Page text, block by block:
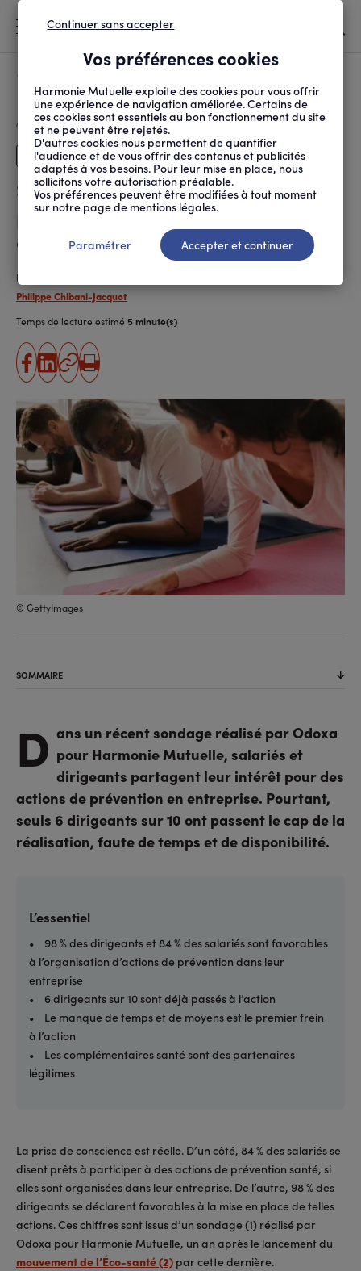
D'ARIANE
ACCUEIL SANTÉ AU TRAVAIL PRÉVENTION DES RISQUES SALARIÉS ET DIRIGEAN...
Dirigeants
Salariés et dirigeants voient la
prévention en santé comme un
enjeu majeur
Publié le
Philippe Chibani-Jacquot
Temps de lecture estimé 5 minute(s)
partager
facebook
partager
sur
linkedin
Copier
l'URL
Imprimer
© GettyImages
SOMMAIRE
D ans un récent sondage réalisé par Odoxa
pour Harmonie Mutuelle, salariés et
dirigeants partagent leur intérêt pour des
actions de prévention en entreprise. Pourtant,
seuls 6 dirigeants sur 10 ont passent le cap de la
réalisation, faute de temps et de disponibilité.
L’essentiel
• 98 % des dirigeants et 84 % des salariés sont favorables
à l’organisation d’actions de prévention dans leur
entreprise
• 6 dirigeants sur 10 sont déjà passés à l’action
• Le manque de temps et de moyens est le premier frein
à l’action
• Les complémentaires santé sont des partenaires
légitimes
La prise de conscience est réelle. D’un côté, 84 % des salariés se
disent prêts à participer à des actions de prévention santé, si
elles sont organisées dans leur entreprise. De l’autre, 98 % des
dirigeants se déclarent favorables à la mise en place de telles
actions. Ces chiffres sont issus d’un sondage (1) réalisé par
Odoxa pour Harmonie Mutuelle, un an après le lancement du
mouvement de l’Éco-santé (2) par cette dernière.
Vos préférences cookies
Harmonie Mutuelle exploite des cookies pour vous offrir
une expérience de navigation améliorée. Certains de
ces cookies sont essentiels au bon fonctionnement du site
et ne peuvent être rejetés.
D'autres cookies nous permettent de quantifier
l'audience et de vous offrir des contenus et publicités
adaptés à vos besoins. Pour leur mise en place, nous
sollicitons votre autorisation préalable.
Vos préférences peuvent être modifiées à tout moment
sur notre page de mentions légales.
Continuer sans accepter
Paramétrer Accepter et continuer